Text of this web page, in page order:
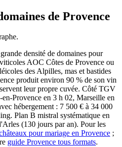
de Provence
densité de domaines pour
AOC Côtes de Provence ou
desAlpilles, mas et bastides
produit environ 90 % de son vin
leur propre cuvée. Côté TGV
Provence en 3 h 02, Marseille en
hébergement : 7 500 € à 34 000
Plan B mistral systématique en
(130 jours par an). Pour les
pour mariage en Provence ;
guide Provence tous formats.